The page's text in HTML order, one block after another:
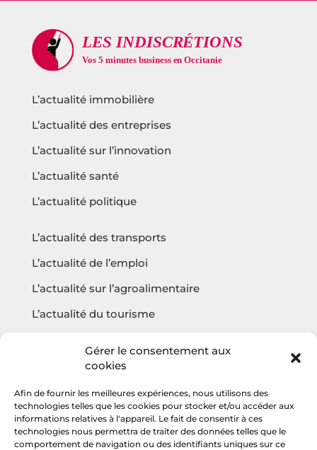
Gérer le consentement aux
cookies
Afin de fournir les meilleures expériences, nous utilisons des
technologies telles que les cookies pour stocker et/ou accéder aux
informations relatives à l'appareil. Le fait de consentir à ces
technologies nous permettra de traiter des données telles que le
comportement de navigation ou des identifiants uniques sur ce
L’actualité immobilière
L’actualité des entreprises
L’actualité sur l’innovation
L’actualité santé
L’actualité politique
L’actualité des transports
L’actualité de l’emploi
L’actualité sur l’agroalimentaire
L’actualité du tourisme
Questions fréquentes
Contact